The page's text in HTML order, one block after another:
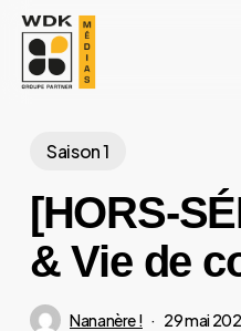
Skip
main
Saison 1
[HORS-
& Vie de
Nananère ! 29 mai